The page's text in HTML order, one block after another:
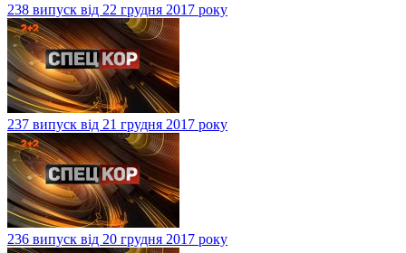
238 випуск від 22 грудня 2017 року
237 випуск від 21 грудня 2017 року
236 випуск від 20 грудня 2017 року